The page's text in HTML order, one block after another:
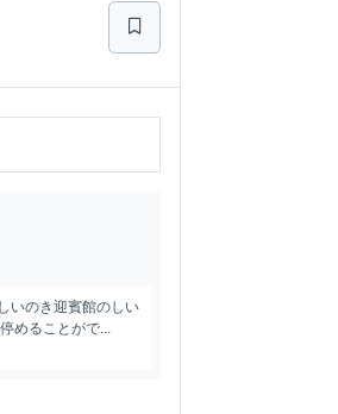
いのき迎賓館のしい
めることがで...